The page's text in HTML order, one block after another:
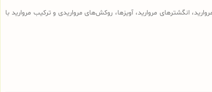
انگشترهای مروارید، آویزها، روکش‌های مرواریدی و ترکیب مروارید با